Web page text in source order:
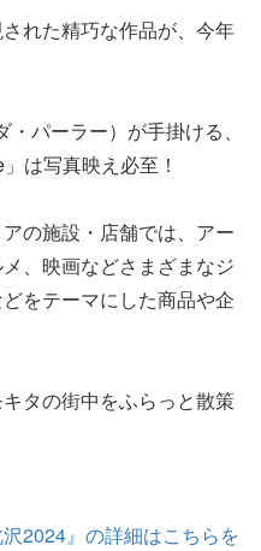
れた精巧な作品が、今年
パーラー）が手掛ける、
は写真映え必至！
の施設・店舗では、アー
、映画などさまざまなジ
をテーマにした商品や企
タの街中をふらっと散策
2024』の詳細はこちらを